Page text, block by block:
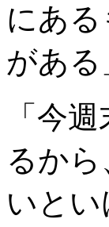
にあ
がある
「今
るか
いと